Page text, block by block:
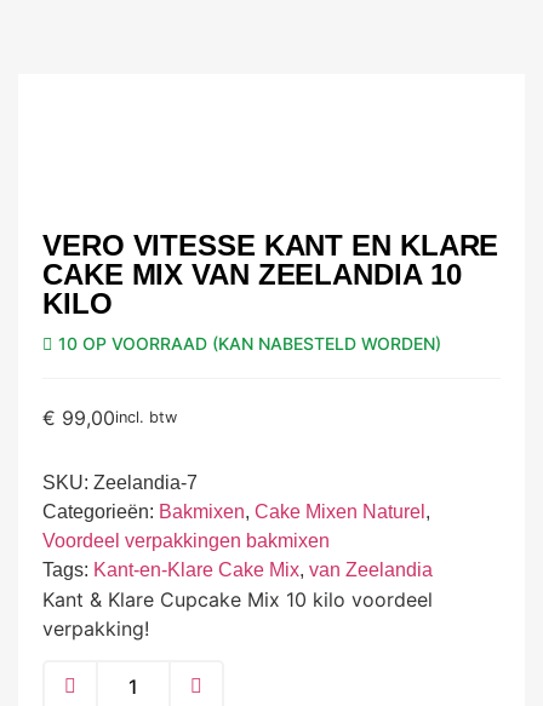
VERO VITESSE KANT EN KLARE
CAKE MIX VAN ZEELANDIA 10
KILO
10 OP VOORRAAD (KAN NABESTELD WORDEN)
€ 99,00incl. btw
SKU: Zeelandia-7
Categorieën: Bakmixen, Cake Mixen Naturel ,
Voordeel verpakkingen bakmixen
Tags: Kant-en-Klare Cake Mix, van Zeelandia
Kant & Klare Cupcake Mix 10 kilo voordeel
verpakking!